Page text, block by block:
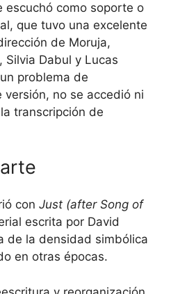
escuchó como soporte o
que tuvo una excelente
de Moruja,
Dabul y Lucas
problema de
no se accedió ni
transcripción de
con Just (after Song of
escrita por David
de la densidad simbólica
en otras épocas.